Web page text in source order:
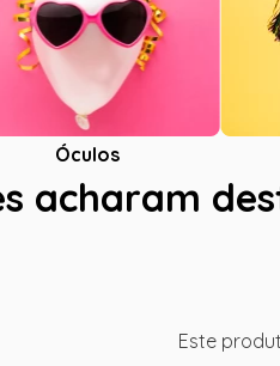
Óculos
acharam
Este